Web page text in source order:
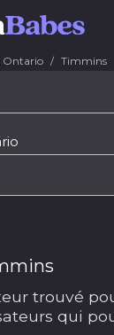
Ontario / Timmins
trouvé
qui